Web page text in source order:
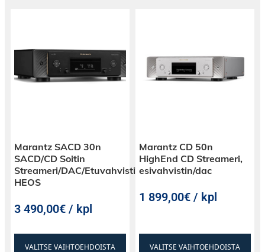
Marantz SACD 30n
SACD/CD Soitin
Streameri/DAC/Etuvahvistin/Kuulokevahvistin
HEOS
3 490,00€ / kpl
VALITSE VAIHTOEHDOISTA
Marantz CD 50n
HighEnd CD Streameri,
esivahvistin/dac
1 899,00€ / kpl
VALITSE VAIHTOEHDOISTA